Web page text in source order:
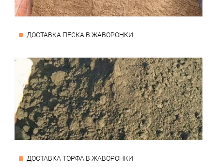
ДОСТАВКА ПЕСКА В ЖАВОРОНКИ
ДОСТАВКА ТОРФА В ЖАВОРОНКИ